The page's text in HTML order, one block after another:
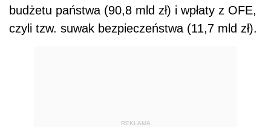
budżetu państwa (90,8 mld zł) i wpłaty z OFE,
czyli tzw. suwak bezpieczeństwa (11,7 mld zł).
REKLAMA